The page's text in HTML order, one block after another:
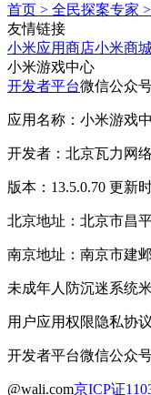
首页 > 全民探案专家 >
友情链接
小米应用商店小米商
小米游戏中心
开发者平台微信公众
应用名称：小米游戏
开发者：北京瓦力网
版本：13.5.0.70 更新
北京地址：北京市昌
南京地址：南京市建
未成年人防沉迷系统
用户应用权限隐私协议
开发者平台微信公众
@wali.com京ICP证